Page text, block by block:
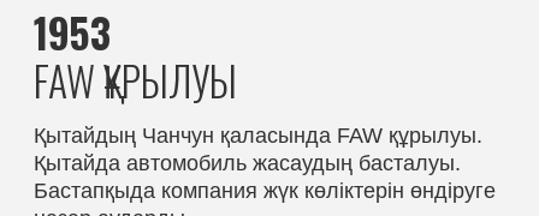
1970 ЖЫЛДАР
ДАМУ ЖӘНЕ ИННОВАЦИЯ
Ішкі нарықтағы позицияларды нығайту және
өнім экспортын бастау.